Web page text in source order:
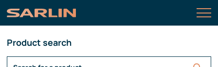
Product search